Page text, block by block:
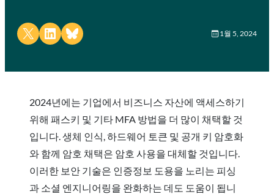
Share on X Share on LinkedIn
Share on Bluesky 1월 5, 2024
2024년에는 기업에서 비즈니스 자산에 액세스하기
위해 패스키 및 기타 MFA 방법을 더 많이 채택할 것
입니다. 생체 인식, 하드웨어 토큰 및 공개 키 암호화
와 함께 암호 채택은 암호 사용을 대체할 것입니다.
이러한 보안 기술은 인증정보 도용을 노리는 피싱
과 소셜 엔지니어링을 완화하는 데도 도움이 됩니